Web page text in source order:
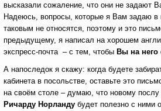
высказали сожаление, что они не задают
Надеюсь, вопросы, которые я Вам задаю
таковым не относятся, поэтому и это
предыдущему, я написал на хорошем
экспресс-почта – с тем, чтобы Вы на него
А напоследок я скажу: когда будете
кабинета в посольстве, оставьте это
на своём столе – думаю, что новому
Ричарду Норланду будет полезно с ними